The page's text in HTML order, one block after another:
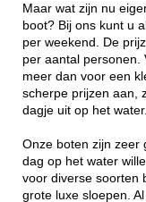
Maar wat zijn nu
boot? Bij ons kunt u
per weekend. De
per aantal personen.
meer dan voor een
scherpe prijzen aan,
dagje uit op het water.
Onze boten zijn zeer
dag op het water
voor diverse soorten
grote luxe sloepen.